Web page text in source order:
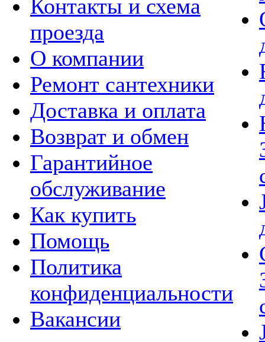
Контакты и схема
проезда
О компании
Ремонт сантехники
Доставка и оплата
Возврат и обмен
Гарантийное
обслуживание
Как купить
Помощь
Политика
конфиденциальности
Вакансии